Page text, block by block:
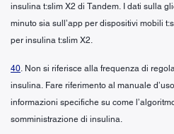
insulina t:slim X2 di Tandem. I dati sulla
minuto sia sull’app per dispositivi mobili
per insulina t:slim X2.
40. Non si riferisce alla frequenza di
insulina. Fare riferimento al manuale
informazioni specifiche su come
somministrazione di insulina.